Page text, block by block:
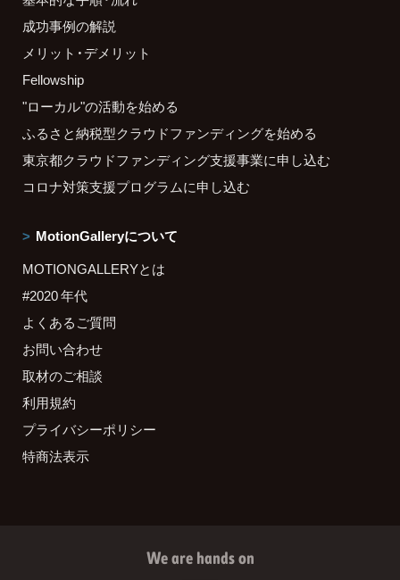
成功事例の解説
メリット・デメリット
Fellowship
"ローカル"の活動を始める
ふるさと納税型クラウドファンディングを始める
東京都クラウドファンディング支援事業に申し込む
コロナ対策支援プログラムに申し込む
MotionGalleryについて
MOTIONGALLERYとは
#2020 年代
よくあるご質問
お問い合わせ
取材のご相談
利用規約
プライバシーポリシー
特商法表示
We are hands on